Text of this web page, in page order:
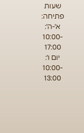
שעות
פתיחה:
א'-ה':
10:00-
17:00
יום ו':
10:00-
13:00